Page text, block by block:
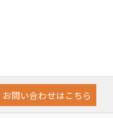
お問い合わせはこちら